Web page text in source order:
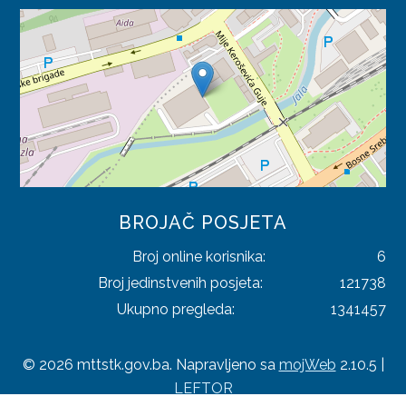
BROJAČ POSJETA
Broj online korisnika:
6
Broj jedinstvenih posjeta:
121738
Ukupno pregleda:
1341457
© 2026 mttstk.gov.ba. Napravljeno sa mojWeb 2.10.5 |
LEFTOR
TRGOVINA
TURIZAM
UGOSTITELJSTVO
PRAVILNICI
SAOBRAĆAJ